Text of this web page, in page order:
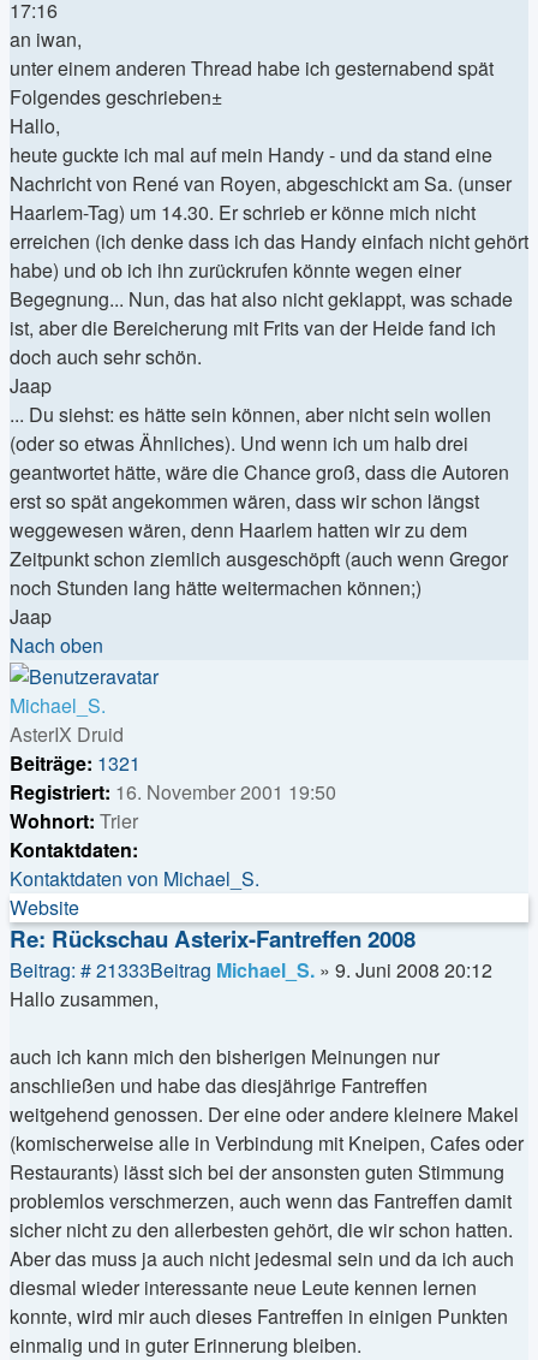
17:16
an iwan,
unter einem anderen Thread habe ich gesternabend spät
Folgendes geschrieben±
Hallo,
heute guckte ich mal auf mein Handy - und da stand eine
Nachricht von René van Royen, abgeschickt am Sa. (unser
Haarlem-Tag) um 14.30. Er schrieb er könne mich nicht
erreichen (ich denke dass ich das Handy einfach nicht gehört
habe) und ob ich ihn zurückrufen könnte wegen einer
Begegnung... Nun, das hat also nicht geklappt, was schade
ist, aber die Bereicherung mit Frits van der Heide fand ich
doch auch sehr schön.
Jaap
... Du siehst: es hätte sein können, aber nicht sein wollen
(oder so etwas Ähnliches). Und wenn ich um halb drei
geantwortet hätte, wäre die Chance groß, dass die Autoren
erst so spät angekommen wären, dass wir schon längst
weggewesen wären, denn Haarlem hatten wir zu dem
Zeitpunkt schon ziemlich ausgeschöpft (auch wenn Gregor
noch Stunden lang hätte weitermachen können;)
Jaap
Nach oben
Michael_S.
AsterIX Druid
Beiträge: 1321
Registriert: 16. November 2001 19:50
Wohnort: Trier
Kontaktdaten:
Kontaktdaten von Michael_S.
Website
Re: Rückschau Asterix-Fantreffen 2008
Beitrag: # 21333Beitrag Michael_S. » 9. Juni 2008 20:12
Hallo zusammen,
auch ich kann mich den bisherigen Meinungen nur
anschließen und habe das diesjährige Fantreffen
weitgehend genossen. Der eine oder andere kleinere Makel
(komischerweise alle in Verbindung mit Kneipen, Cafes oder
Restaurants) lässt sich bei der ansonsten guten Stimmung
problemlos verschmerzen, auch wenn das Fantreffen damit
sicher nicht zu den allerbesten gehört, die wir schon hatten.
Aber das muss ja auch nicht jedesmal sein und da ich auch
diesmal wieder interessante neue Leute kennen lernen
konnte, wird mir auch dieses Fantreffen in einigen Punkten
einmalig und in guter Erinnerung bleiben.